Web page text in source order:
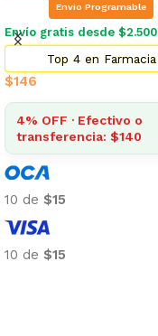
Envio Programable
Envío gratis desde $2.500
Top 4 en Farmacia
$146
4% OFF · Efectivo o
transferencia: $140
10 de $15
10 de $15